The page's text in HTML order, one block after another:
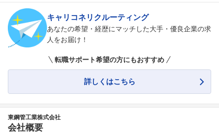
キャリコネリクルーティング
あなたの希望・経歴にマッチした大手・優良企業の求
人をお届け！
転職サポート希望の方にもおすすめ
詳しくはこちら
東鋼管工業株式会社
会社概要